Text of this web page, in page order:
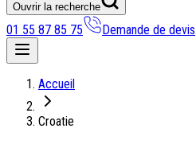
Ouvrir la recherche
01 55 87 85 75 Demande de devis
Nos coups de coeur
On adore
Accueil
Croatie